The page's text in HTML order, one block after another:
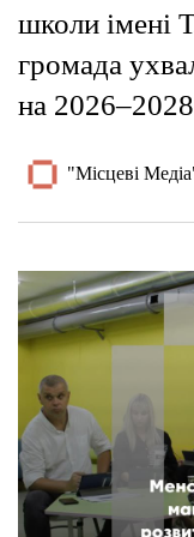
школи імені
громада
на
"Місцеві